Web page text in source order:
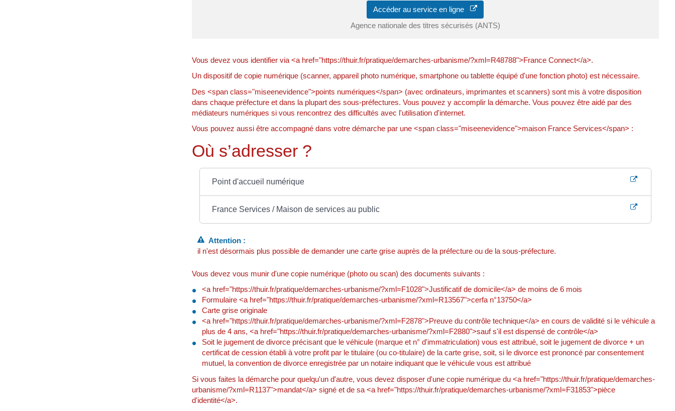
Accéder au service en ligne
Agence nationale des titres sécurisés (ANTS)
Vous devez vous identifier via <a href="https://thuir.fr/pratique/demarches-urbanisme/?xml=R48788">France Connect</a>.
Un dispositif de copie numérique (scanner, appareil photo numérique, smartphone ou tablette équipé d'une fonction photo) est nécessaire.
Des <span class="miseenevidence">points numériques</span> (avec ordinateurs, imprimantes et scanners) sont mis à votre disposition
dans chaque préfecture et dans la plupart des sous-préfectures. Vous pouvez y accomplir la démarche. Vous pouvez être aidé par des
médiateurs numériques si vous rencontrez des difficultés avec l'utilisation d'internet.
Vous pouvez aussi être accompagné dans votre démarche par une <span class="miseenevidence">maison France Services</span> :
Où s’adresser ?
Point d'accueil numérique
France Services / Maison de services au public
Attention :
il n'est désormais plus possible de demander une carte grise auprès de la préfecture ou de la sous-préfecture.
Vous devez vous munir d'une copie numérique (photo ou scan) des documents suivants :
<a href="https://thuir.fr/pratique/demarches-urbanisme/?xml=F1028">Justificatif de domicile</a> de moins de 6 mois
Formulaire <a href="https://thuir.fr/pratique/demarches-urbanisme/?xml=R13567">cerfa n°13750</a>
Carte grise originale
<a href="https://thuir.fr/pratique/demarches-urbanisme/?xml=F2878">Preuve du contrôle technique</a> en cours de validité si le véhicule a
plus de 4 ans, <a href="https://thuir.fr/pratique/demarches-urbanisme/?xml=F2880">sauf s'il est dispensé de contrôle</a>
Soit le jugement de divorce précisant que le véhicule (marque et n° d'immatriculation) vous est attribué, soit le jugement de divorce + un
certificat de cession établi à votre profit par le titulaire (ou co-titulaire) de la carte grise, soit, si le divorce est prononcé par consentement
mutuel, la convention de divorce enregistrée par un notaire indiquant que le véhicule vous est attribué
Si vous faites la démarche pour quelqu'un d'autre, vous devez disposer d'une copie numérique du <a href="https://thuir.fr/pratique/demarches-
urbanisme/?xml=R1137">mandat</a> signé et de sa <a href="https://thuir.fr/pratique/demarches-urbanisme/?xml=F31853">pièce
d'identité</a>.